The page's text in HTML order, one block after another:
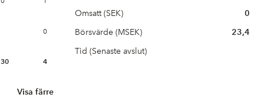
0
4
Visa färre
Omsatt (SEK)
0
Börsvärde (MSEK)
23,4
Tid (Senaste avslut)